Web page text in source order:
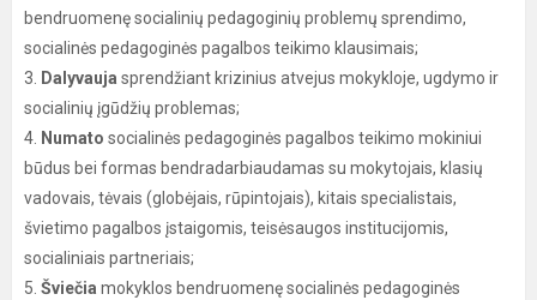
bendruomenę socialinių pedagoginių problemų sprendimo,
socialinės pedagoginės pagalbos teikimo klausimais;
3. Dalyvauja sprendžiant krizinius atvejus mokykloje, ugdymo ir
socialinių įgūdžių problemas;
4. Numato socialinės pedagoginės pagalbos teikimo mokiniui
būdus bei formas bendradarbiaudamas su mokytojais, klasių
vadovais, tėvais (globėjais, rūpintojais), kitais specialistais,
švietimo pagalbos įstaigomis, teisėsaugos institucijomis,
socialiniais partneriais;
5. Šviečia mokyklos bendruomenę socialinės pedagoginės